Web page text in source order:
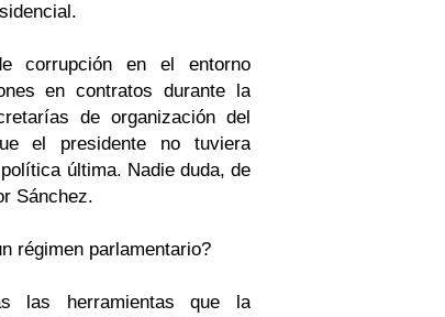
corrupción en el entorno
en contratos durante la
de organización del
el presidente no tuviera
última. Nadie duda, de
Sánchez.
régimen parlamentario?
las herramientas que la